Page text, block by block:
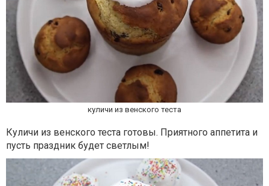
куличи из венского теста
Куличи из венского теста готовы. Приятного аппетита и
пусть праздник будет светлым!